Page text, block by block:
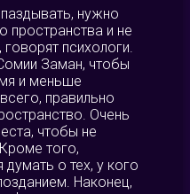
нужно
пространства и не
психологи.
Заман, чтобы
и меньше
правильно
Очень
чтобы не
того,
о тех, у кого
Наконец,